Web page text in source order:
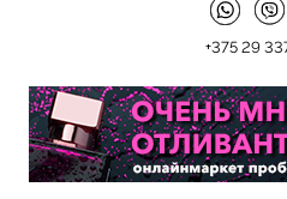
+375 29